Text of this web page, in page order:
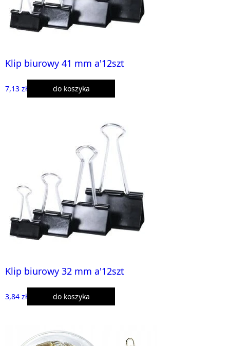
Klip biurowy 41 mm a'12szt
7,13 zł do koszyka
Klip biurowy 32 mm a'12szt
3,84 zł do koszyka